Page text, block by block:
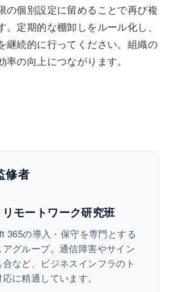
の個別設定に留めることで再び複
定期的な棚卸しをルール化し、
継続的に行ってください。組織の
の向上につながります。
修者
モートワーク研究班
365の導入・保守を専門とする
アグループ。通信障害やサイン
など、ビジネスインフラのト
に精通しています。